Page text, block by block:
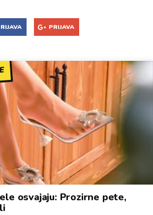
PRIJAVA
osvajaju: Prozirne pete,